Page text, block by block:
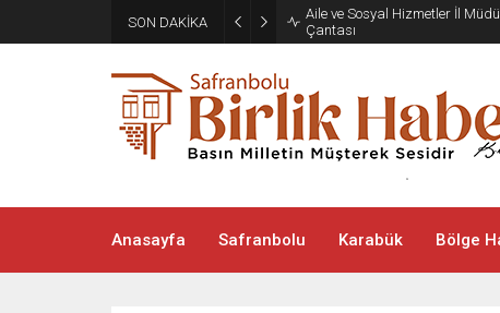
SON DAKİKA
Aile ve Sosyal Hizmetler İl
Çantası
Anasayfa Safranbolu Karabük Bölge